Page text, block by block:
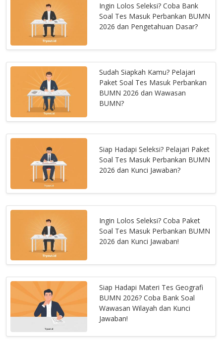
Ingin Lolos Seleksi? Coba Bank
Soal Tes Masuk Perbankan BUMN
2026 dan Pengetahuan Dasar?
Sudah Siapkah Kamu? Pelajari
Paket Soal Tes Masuk Perbankan
BUMN 2026 dan Wawasan
BUMN?
Siap Hadapi Seleksi? Pelajari Paket
Soal Tes Masuk Perbankan BUMN
2026 dan Kunci Jawaban?
Ingin Lolos Seleksi? Coba Paket
Soal Tes Masuk Perbankan BUMN
2026 dan Kunci Jawaban!
Siap Hadapi Materi Tes Geografi
BUMN 2026? Coba Bank Soal
Wawasan Wilayah dan Kunci
Jawaban!